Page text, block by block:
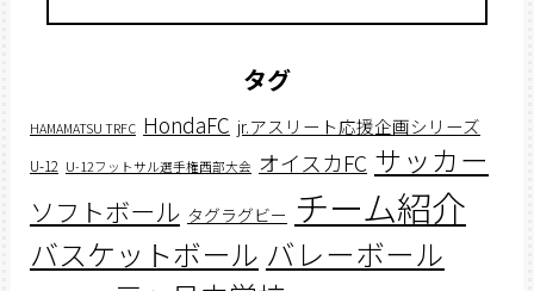
タグ
HAMAMATSU TRFC HondaFC jr.アスリート応援企画シリーズ
U-12 U-12フットサル選手権西部大会 オイスカFC サッカー
ソフトボール タグラグビー チーム紹介
バスケットボール バレーボール